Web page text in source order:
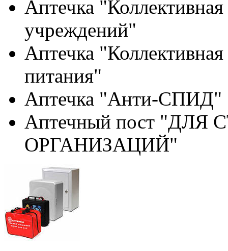
Аптечка
учреждений"
Аптечка
питания"
Аптечка "Анти-СПИД"
Аптечный пост
ОРГАНИЗАЦИЙ"